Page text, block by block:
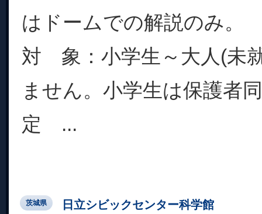
はドームでの解説のみ。
対 象：小学生～大人(未
ません。小学生は保護者
定 ...
茨城県 日立シビックセンター科学館